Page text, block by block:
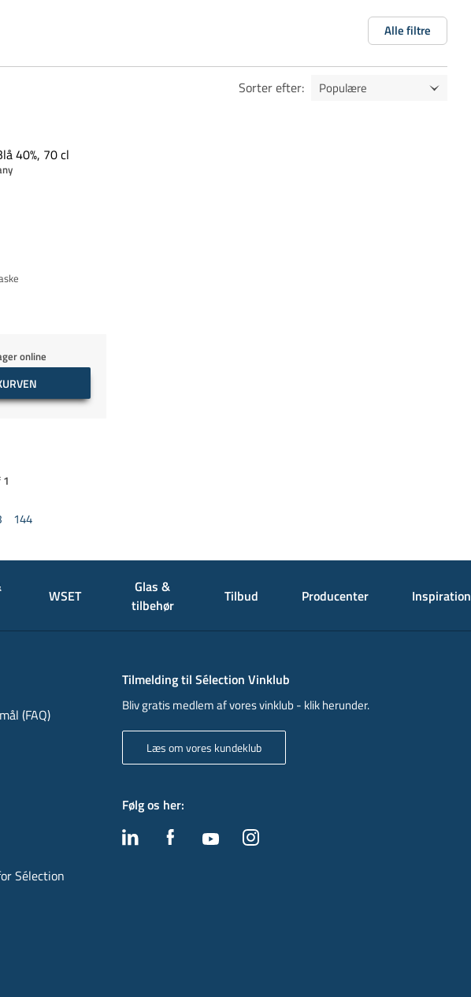
Alle filtre
Sorter efter:
40%, 70 cl
online
1
144
WSET
Glas &
tilbehør
Tilbud Producenter Inspiration
(FAQ)
Sélection
Tilmelding til Sélection Vinklub
Bliv gratis medlem af vores vinklub - klik herunder.
Læs om vores kundeklub
Følg os her: